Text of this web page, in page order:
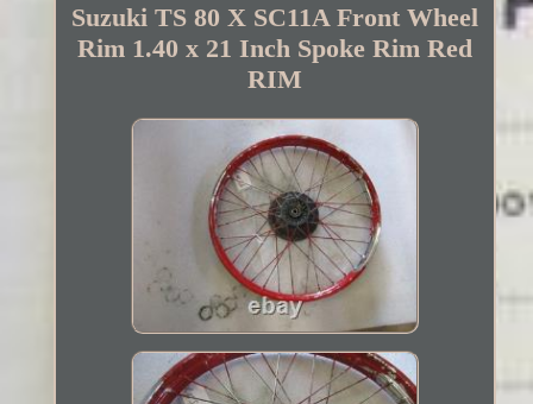
Suzuki TS 80 X SC11A Front Wheel
Rim 1.40 x 21 Inch Spoke Rim Red
RIM